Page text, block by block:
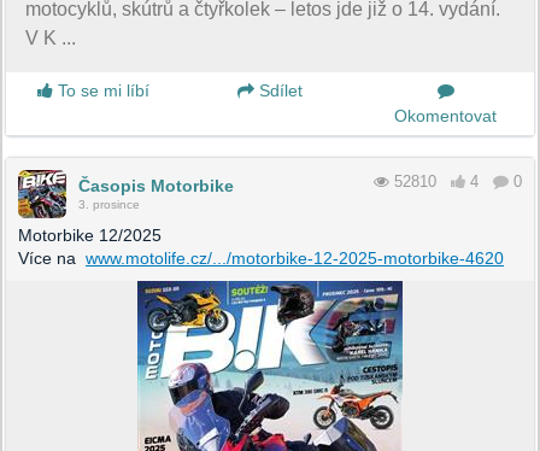
motocyklů, skútrů a čtyřkolek – letos jde již o 14. vydání.
V K ...
To se mi líbí
Sdílet
Okomentovat
Časopis Motorbike
3. prosince
52810 4 0
Motorbike 12/2025
Více na www.motolife.cz/.../motorbike-12-2025-motorbike-4620